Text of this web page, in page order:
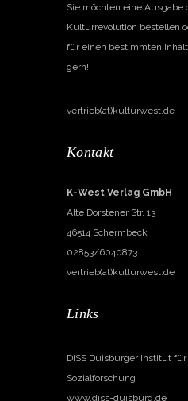
Sie möchten eine
Kulturrevolution bestellen
für einen bestimmten
gern!
vertrieb(at)kulturwest.de
Kontakt
K-West Verlag GmbH
Alte Dorstener Str. 13
46514 Schermbeck
02853/6040873
vertrieb(at)kulturwest.de
Links
DISS Duisburger Institut für
Sozialforschung
www.diss-duisburg.de